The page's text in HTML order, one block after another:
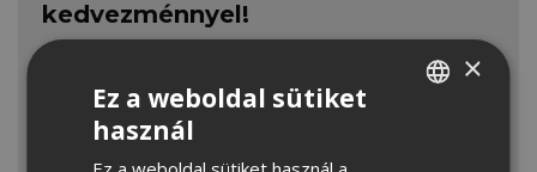
kedvezménnyel!
A betontechnológia fejlődése az elmúlt
építőanyag-ipart, és ezzel együtt a
tetőcserépgyártás területét is. A modern
MEGNÉZEM
×
Ez a weboldal sütiket
használ